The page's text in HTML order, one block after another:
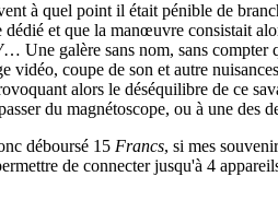
à quel point il était pénible de
et que la manœuvre consistait
… Une galère sans nom, sans compter
vidéo, coupe de son et autre
alors le déséquilibre de ce
du magnétoscope, ou à une des
déboursé 15 Francs, si mes
de connecter jusqu'à 4